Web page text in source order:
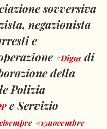
sovversiva
negazionista
e
#Digos di
della
Polizia
e Servizio
#15novembre